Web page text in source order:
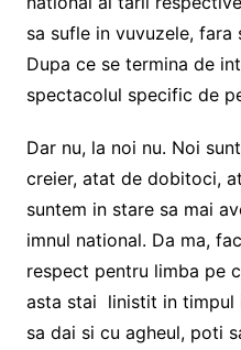
sa sufle in vuvuzele, fara
Dupa ce se termina de
spectacolul specific de
Dar nu, la noi nu. Noi
creier, atat de dobitoci,
suntem in stare sa mai
imnul national. Da ma,
respect pentru limba pe
asta stai linistit in timpul
sa dai si cu agheul, poti